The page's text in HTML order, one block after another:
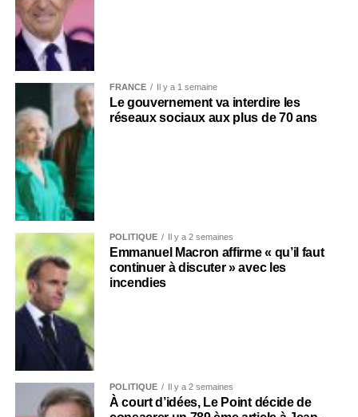
FRANCE Il y a 1 semaine
Le gouvernement va interdire les
réseaux sociaux aux plus de 70 ans
POLITIQUE Il y a 2 semaines
Emmanuel Macron affirme « qu’il faut
continuer à discuter » avec les
incendies
POLITIQUE Il y a 2 semaines
À court d’idées, Le Point décide de